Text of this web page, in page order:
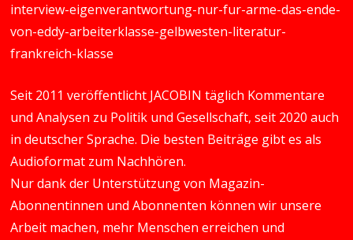
interview-eigenverantwortung-nur-fur-arme-das-ende-
von-eddy-arbeiterklasse-gelbwesten-literatur-
frankreich-klasse
Seit 2011 veröffentlicht JACOBIN täglich Kommentare
und Analysen zu Politik und Gesellschaft, seit 2020 auch
in deutscher Sprache. Die besten Beiträge gibt es als
Audioformat zum Nachhören.
Nur dank der Unterstützung von Magazin-
Abonnentinnen und Abonnenten können wir unsere
Arbeit machen, mehr Menschen erreichen und